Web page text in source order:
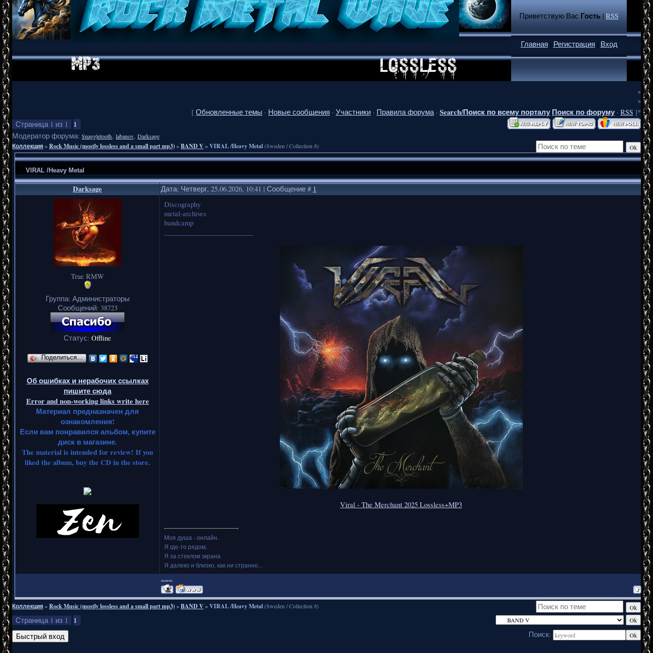
Приветствую Вас Гость|RSS
Главная | Регистрация | Вход
*
*
[ Обновленные темы · Новые сообщения · Участники · Правила форума · Search/Поиск по всему порталу Поиск по форуму · RSS ]*
Страница 1 из 1 1
Модератор форума: Snaggletooth, labanov, Darksage
Коллекция»Rock Music (mostly lossless and a small part mp3)»BAND V»VIRAL /Heavy Metal(Sweden / Collection /t)
VIRAL /Heavy Metal
Darksage Дата: Четверг, 25.06.2026, 10:41 | Сообщение # 1
True RMW
Группа: Администраторы
Сообщений: 38723
Статус: Offline
Поделиться…
Об ошибках и нерабочих ссылках
пишите сюда
Error and non-working links write here
Материал предназначен для
ознакомления!
Если вам понравился альбом, купите
диск в магазине.
The material is intended for review! If you
liked the album, buy the CD in the store.
Discography
metal-archives
bandcamp
Viral - The Merchant 2025 Lossless+MP3
Моя душа - онлайн..
Я где-то рядом,
Я за стеклом экрана
Я далеко и близко, как ни странно...
===
Коллекция»Rock Music (mostly lossless and a small part mp3)»BAND V»VIRAL /Heavy Metal(Sweden / Collection /t)
Страница 1 из 1 1
Поиск: